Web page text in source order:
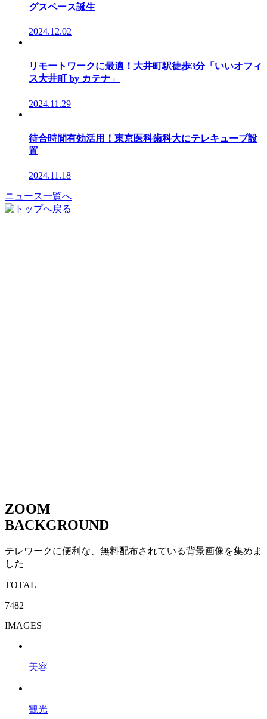
グスペース誕生
2024.12.02
リモートワークに最適！大井町駅徒歩3分「いいオフィ
ス大井町 by カテナ」
2024.11.29
待合時間有効活用！東京医科歯科大にテレキューブ設
置
2024.11.18
ニュース一覧へ
ZOOM
BACKGROUND
テレワークに便利な、無料配布されている背景画像を集めま
した
TOTAL
7482
IMAGES
美容
観光